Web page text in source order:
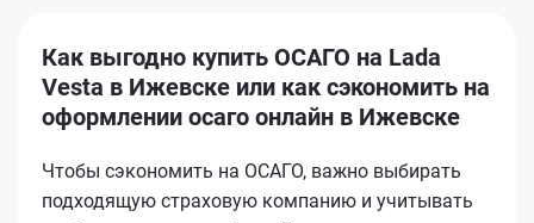
Как выгодно купить ОСАГО на Lada
Vesta в Ижевске или как сэкономить на
оформлении осаго онлайн в Ижевске
Чтобы сэкономить на ОСАГО, важно выбирать
подходящую страховую компанию и учитывать